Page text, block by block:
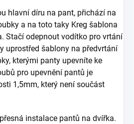
hlavní díru na pant, přichází na
a na toto taky Kreg šablona
Stačí odepnout vodítko pro vrtání
uprostřed šablony na předvrtání
kterými panty upevníte ke
pro upevnění pantů je
1,5mm, který není součást
instalace pantů na dvířka.